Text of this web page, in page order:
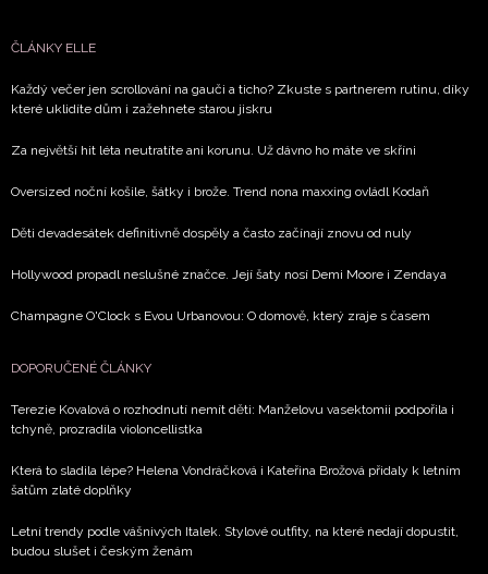
ČLÁNKY ELLE
Každý večer jen scrollování na gauči a ticho? Zkuste s partnerem rutinu, díky
které uklidíte dům i zažehnete starou jiskru
Za největší hit léta neutratíte ani korunu. Už dávno ho máte ve skříni
Oversized noční košile, šátky i brože. Trend nona maxxing ovládl Kodaň
Děti devadesátek definitivně dospěly a často začínají znovu od nuly
Hollywood propadl neslušné značce. Její šaty nosí Demi Moore i Zendaya
Champagne O'Clock s Evou Urbanovou: O domově, který zraje s časem
DOPORUČENÉ ČLÁNKY
Terezie Kovalová o rozhodnutí nemít děti: Manželovu vasektomii podpořila i
tchyně, prozradila violoncellistka
Která to sladila lépe? Helena Vondráčková i Kateřina Brožová přidaly k letním
šatům zlaté doplňky
Letní trendy podle vášnivých Italek. Stylové outfity, na které nedají dopustit,
budou slušet i českým ženám